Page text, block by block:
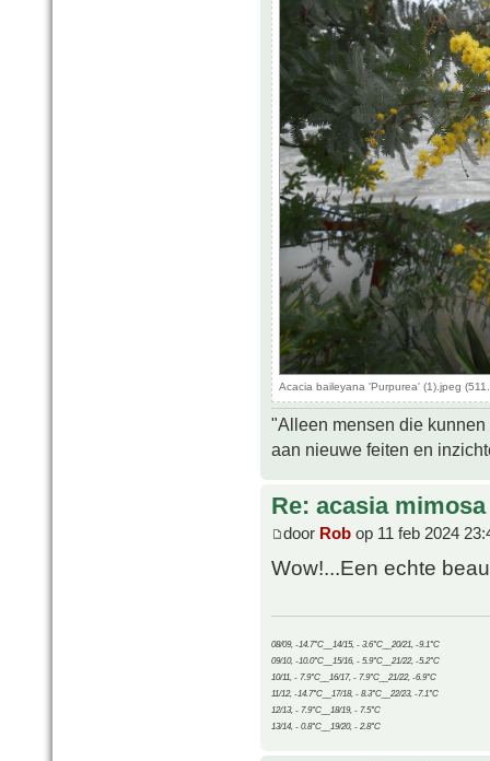
Acacia baileyana 'Purpurea' (1).jpeg
"Alleen mensen die
aan nieuwe feiten en
Re: acasia mimosa
door Rob op 11 feb 2024
Wow!...Een echte
08/09, -14.7°C__14/15, - 3.6°C__20/21, -9.1°C
09/10, -10.0°C__15/16, - 5.9°C__21/22, -5.2°C
10/11, - 7.9°C__16/17, - 7.9°C__21/22, -6.9°C
11/12, -14.7°C__17/18, - 8.3°C__22/23, -7.1°C
12/13, - 7.9°C__18/19, - 7.5°C
13/14, - 0.8°C__19/20, - 2.8°C